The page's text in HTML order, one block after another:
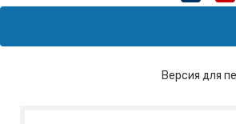
Версия для